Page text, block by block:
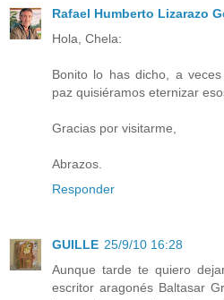
Rafael Humberto Lizarazo
Hola, Chela:
Bonito lo has dicho, a
paz quisiéramos eternizar
Gracias por visitarme,
Abrazos.
Responder
GUILLE 25/9/10 16:28
Aunque tarde te quiero
escritor aragonés Baltasar